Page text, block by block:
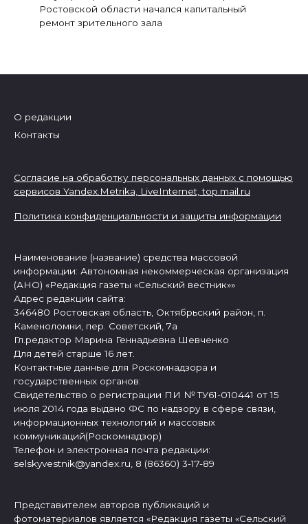
Ростовской области начался капитальный
ремонт зрительного зала
О редакции
Контакты
Согласие на обработку персональных данных с помощью
сервисов Yandex.Metrika, LiveInternet,top.mail.ru
Политика конфиденциальности и защиты информации
Наименование (название) средства массовой
информации: Автономная некоммерческая организация
(АНО) «Редакция газеты «Сельский вестник»»
Адрес редакции сайта:
346480 Ростовская область, Октябрьский район, п.
Каменоломни, пер. Советский, 7а
Гл.редактор Марина Геннадьевна Шевченко
Для детей старше 16 лет.
Контактные данные для Роскомнадзора и
государственных органов:
Свидетельство о регистрации ПИ № ТУ61-010441 от 15
июля 2014 года выдано ФС по надзору в сфере связи,
информационных технологий и массовых
коммуникаций(Роскомнадзор)
Телефон и электронная почта редакции:
selskyvestnik@yandex.ru, 8 (86360) 3-17-89
Представителем авторов публикаций и
фотоматериалов является «Редакция газеты «Сельский